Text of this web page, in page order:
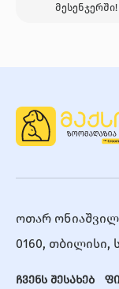
მესენჯერში!
ოთარ
0160, თბილისი,
ჩვენს შესახებ